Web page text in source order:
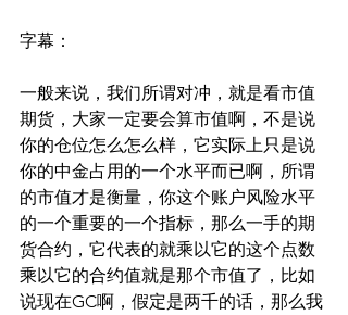
字幕：
一般来说，我们所谓对冲，就是看市值
期货，大家一定要会算市值啊，不是说
你的仓位怎么怎么样，它实际上只是说
你的中金占用的一个水平而已啊，所谓
的市值才是衡量，你这个账户风险水平
的一个重要的一个指标，那么一手的期
货合约，它代表的就乘以它的这个点数
乘以它的合约值就是那个市值了，比如
说现在GC啊，假定是两千的话，那么我